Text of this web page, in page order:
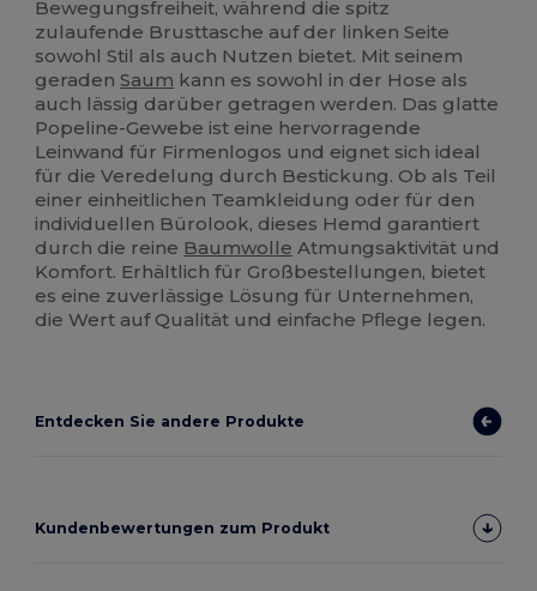
Bewegungsfreiheit, während die spitz
zulaufende Brusttasche auf der linken Seite
sowohl Stil als auch Nutzen bietet. Mit seinem
geradenSaum kann es sowohl in der Hose als
auch lässig darüber getragen werden. Das glatte
Popeline-Gewebe ist eine hervorragende
Leinwand für Firmenlogos und eignet sich ideal
für die Veredelung durch Bestickung. Ob als Teil
einer einheitlichen Teamkleidung oder für den
individuellen Bürolook, dieses Hemd garantiert
durch die reine Baumwolle Atmungsaktivität und
Komfort. Erhältlich für Großbestellungen, bietet
es eine zuverlässige Lösung für Unternehmen,
die Wert auf Qualität und einfache Pflege legen.
Entdecken Sie andere Produkte
Kundenbewertungen zum Produkt